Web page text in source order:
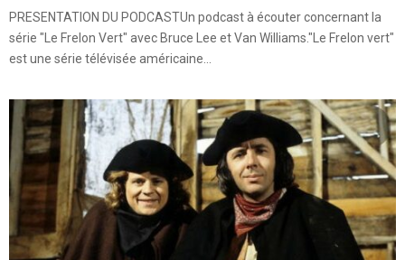
PRESENTATION DU PODCASTUn podcast à écouter concernant la
série "Le Frelon Vert" avec Bruce Lee et Van Williams."Le Frelon vert"
est une série télévisée américaine...